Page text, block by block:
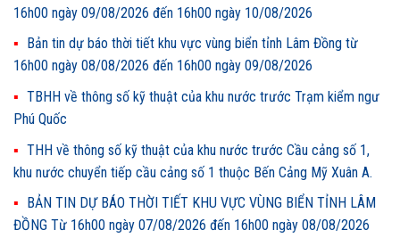
16h00 ngày 09/08/2026 đến 16h00 ngày 10/08/2026
Bản tin dự báo thời tiết khu vực vùng biển tỉnh Lâm Đồng từ
16h00 ngày 08/08/2026 đến 16h00 ngày 09/08/2026
TBHH về thông số kỹ thuật của khu nước trước Trạm kiểm ngư
Phú Quốc
THH về thông số kỹ thuật của khu nước trước Cầu cảng số 1,
khu nước chuyển tiếp cầu cảng số 1 thuộc Bến Cảng Mỹ Xuân A.
BẢN TIN DỰ BÁO THỜI TIẾT KHU VỰC VÙNG BIỂN TỈNH LÂM
ĐỒNG Từ 16h00 ngày 07/08/2026 đến 16h00 ngày 08/08/2026